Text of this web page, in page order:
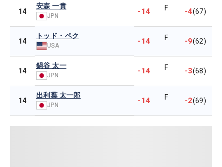
14
安森 一貴
JPN -14 F -4(67)
14
トッド・ペク
USA -14 F -9(62)
14
鍋谷 太一
JPN -14 F -3(68)
14
出利葉 太一郎
JPN -14 F -2(69)